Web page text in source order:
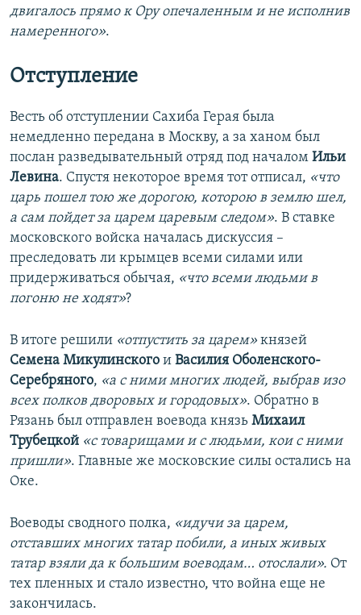
двигалось прямо к Ору опечаленным и не исполнив
намеренного».
Отступление
Весть об отступлении Сахиба Герая была
немедленно передана в Москву, а за ханом был
послан разведывательный отряд под началом Ильи
Левина. Спустя некоторое время тот отписал, «что
царь пошел тою же дорогою, которою в землю шел,
а сам пойдет за царем царевым следом». В ставке
московского войска началась дискуссия –
преследовать ли крымцев всеми силами или
придерживаться обычая, «что всеми людьми в
погоню не ходят»?
В итоге решили «отпустить за царем» князей
Семена Микулинского и Василия Оболенского-
Серебряного, «а с ними многих людей, выбрав изо
всех полков дворовых и городовых». Обратно в
Рязань был отправлен воевода князь Михаил
Трубецкой «с товарищами и с людьми, кои с ними
пришли». Главные же московские силы остались на
Оке.
Воеводы сводного полка, «идучи за царем,
отставших многих татар побили, а иных живых
татар взяли да к большим воеводам… отослали». От
тех пленных и стало известно, что война еще не
закончилась.